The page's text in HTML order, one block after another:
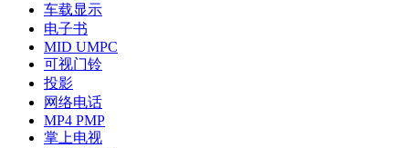
车载显示
电子书
MID UMPC
可视门铃
投影
网络电话
MP4 PMP
掌上电视